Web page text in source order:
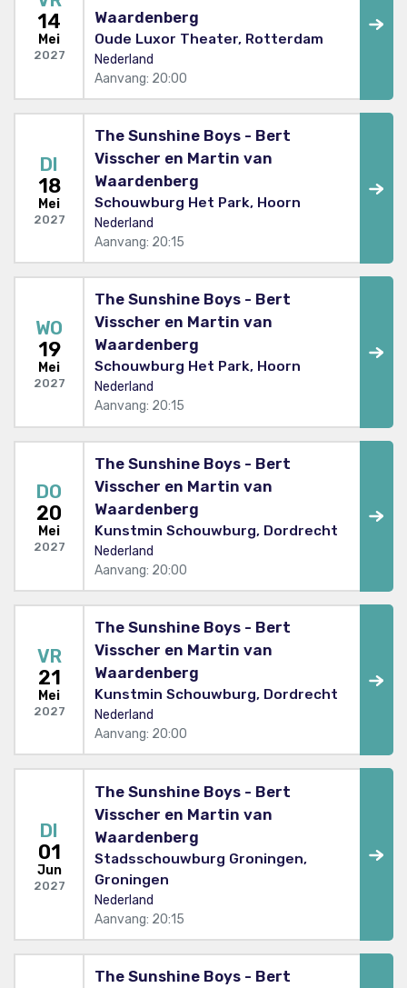
14
Mei
2027
Waardenberg
Oude Luxor Theater, Rotterdam
Nederland
Aanvang: 20:00
DI
18
Mei
2027
The Sunshine Boys - Bert
Visscher en Martin van
Waardenberg
Schouwburg Het Park, Hoorn
Nederland
Aanvang: 20:15
WO
19
Mei
2027
The Sunshine Boys - Bert
Visscher en Martin van
Waardenberg
Schouwburg Het Park, Hoorn
Nederland
Aanvang: 20:15
DO
20
Mei
2027
The Sunshine Boys - Bert
Visscher en Martin van
Waardenberg
Kunstmin Schouwburg, Dordrecht
Nederland
Aanvang: 20:00
VR
21
Mei
2027
The Sunshine Boys - Bert
Visscher en Martin van
Waardenberg
Kunstmin Schouwburg, Dordrecht
Nederland
Aanvang: 20:00
DI
01
Jun
2027
The Sunshine Boys - Bert
Visscher en Martin van
Waardenberg
Stadsschouwburg Groningen,
Groningen
Nederland
Aanvang: 20:15
The Sunshine Boys - Bert